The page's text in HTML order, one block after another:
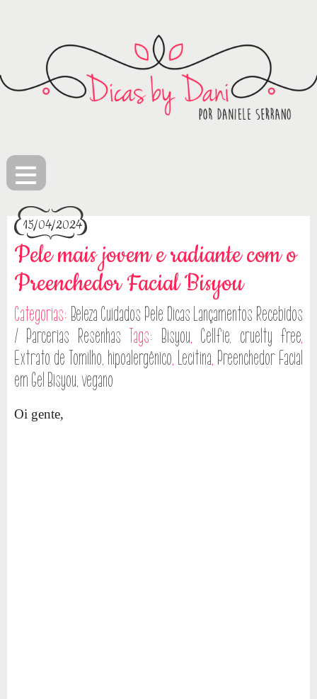
≡
15/04/2024
Pele mais jovem e radiante com o
Preenchedor Facial Bisyou
Categorias: Beleza Cuidados Pele Dicas Lançamentos Recebidos
/ Parcerias Resenhas Tags: Bisyou, Cellfie, cruelty free,
Extrato de Tomilho, hipoalergênico, Lecitina, Preenchedor Facial
em Gel Bisyou,vegano
Oi gente,